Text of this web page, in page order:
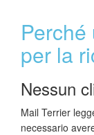
per la
Nessun
Mail Terrier
necessario